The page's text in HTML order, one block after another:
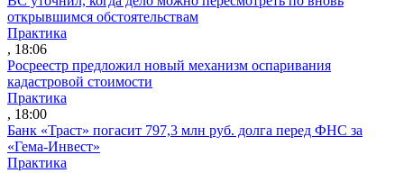
открывшимся обстоятельствам
Практика
, 18:06
Росреестр предложил новый механизм оспаривания
кадастровой стоимости
Практика
, 18:00
Банк «Траст» погасит 797,3 млн руб. долга перед ФНС за
«Гема-Инвест»
Практика